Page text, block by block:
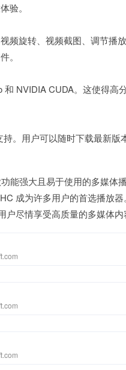
验。
旋转、视频截图、调节播
。
NVIDIA CUDA。这使得高
。用户可以随时下载最新版
强大且易于使用的多媒体
成为许多用户的首选播放器
尽情享受高质量的多媒体内